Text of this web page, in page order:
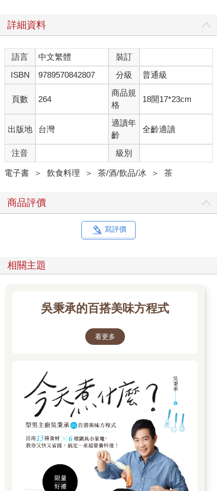
詳細資料
語言 中文繁體
裝訂
ISBN
9789570842807 分級 普通級
頁數 264
商品規
格
18開17*23cm
出版地 台灣
適讀年
齡
全齡適讀
注音 級別
電子書 ＞ 飲食料理 ＞ 茶/酒/飲品/冰 ＞ 茶
商品評價
寫評價
相關主題
吳秉承的百搭美味方程式
看更多